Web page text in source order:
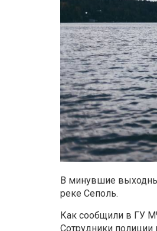
В минувшие
реке Сеполь.
Как сообщили в ГУ
Сотрудники